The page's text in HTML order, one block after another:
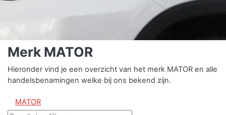
Merk MATOR
Hieronder vind je een overzicht van het merk MATOR en alle
handelsbenamingen welke bij ons bekend zijn.
MATOR